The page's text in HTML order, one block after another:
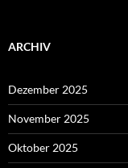
ARCHIV
Dezember 2025
November 2025
Oktober 2025